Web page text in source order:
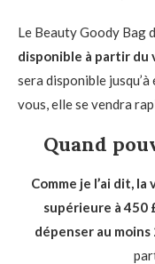
Le Beauty Goody Bag
disponible à partir du
sera disponible
vous, elle se vendra
Quand
Comme je l’ai dit,
supérieure à 450
dépenser au